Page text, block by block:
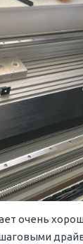
очень